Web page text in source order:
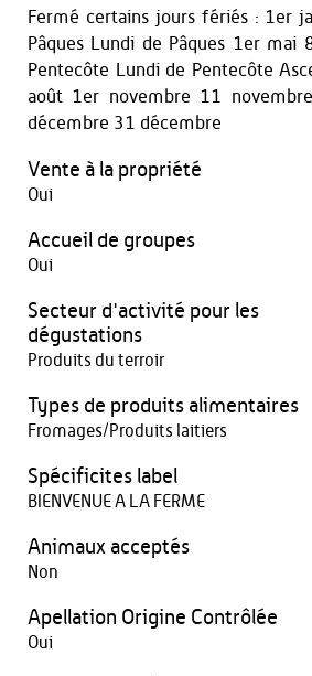
Fermé certains jours fériés : 1er
Pâques Lundi de Pâques 1er mai
Pentecôte Lundi de Pentecôte
août 1er novembre 11
décembre 31 décembre
Vente à la propriété
Oui
Accueil de groupes
Oui
Secteur d'activité pour les
dégustations
Produits du terroir
Types de produits alimentaires
Fromages/Produits laitiers
Spécificites label
BIENVENUE A LA FERME
Animaux acceptés
Non
Apellation Origine Contrôlée
Oui